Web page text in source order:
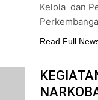
Kelola dan
Read Full